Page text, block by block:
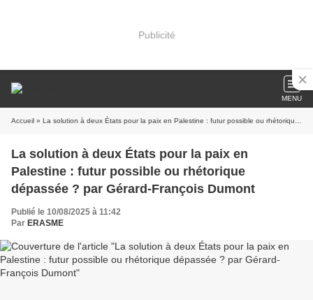
Publicité
MENU
Accueil » La solution à deux États pour la paix en Palestine : futur possible ou rhétorique dépassée ? par Gérard-François Dumont
La solution à deux États pour la paix en
Palestine : futur possible ou rhétorique
dépassée ? par Gérard-François Dumont
Publié le 10/08/2025 à 11:42
Par ERASME